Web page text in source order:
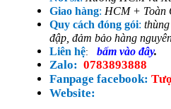
Giao hàng: HCM + Toàn
Quy cách đóng gói:
đập, đảm bảo hàng
Liên hệ: bấm vào đây.
Zalo: 0783893888
Fanpage facebook:
Website: